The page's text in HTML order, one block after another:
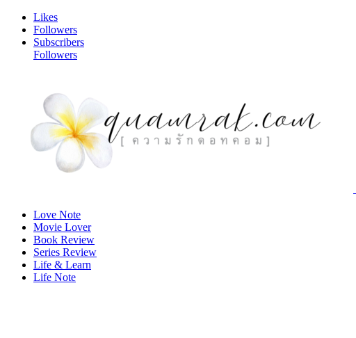
Likes
Followers
Subscribers
Followers
Love Note
Movie Lover
Book Review
Series Review
Life & Learn
Life Note